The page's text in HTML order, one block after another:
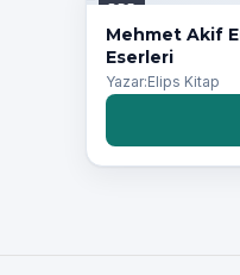
PDF
Mehmet Akif
Eserleri
Yazar:Elips Kitap